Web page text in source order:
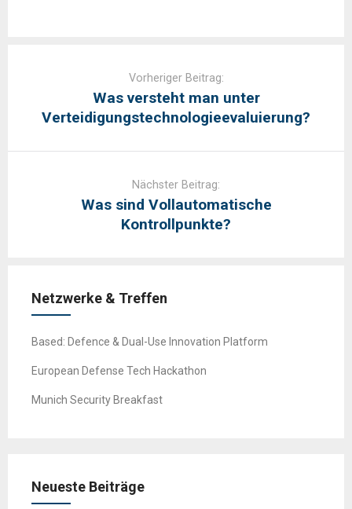
Vorheriger Beitrag:
Was versteht man unter
Verteidigungstechnologieevaluierung?
Nächster Beitrag:
Was sind Vollautomatische
Kontrollpunkte?
Netzwerke & Treffen
Based: Defence & Dual-Use Innovation Platform
European Defense Tech Hackathon
Munich Security Breakfast
Neueste Beiträge